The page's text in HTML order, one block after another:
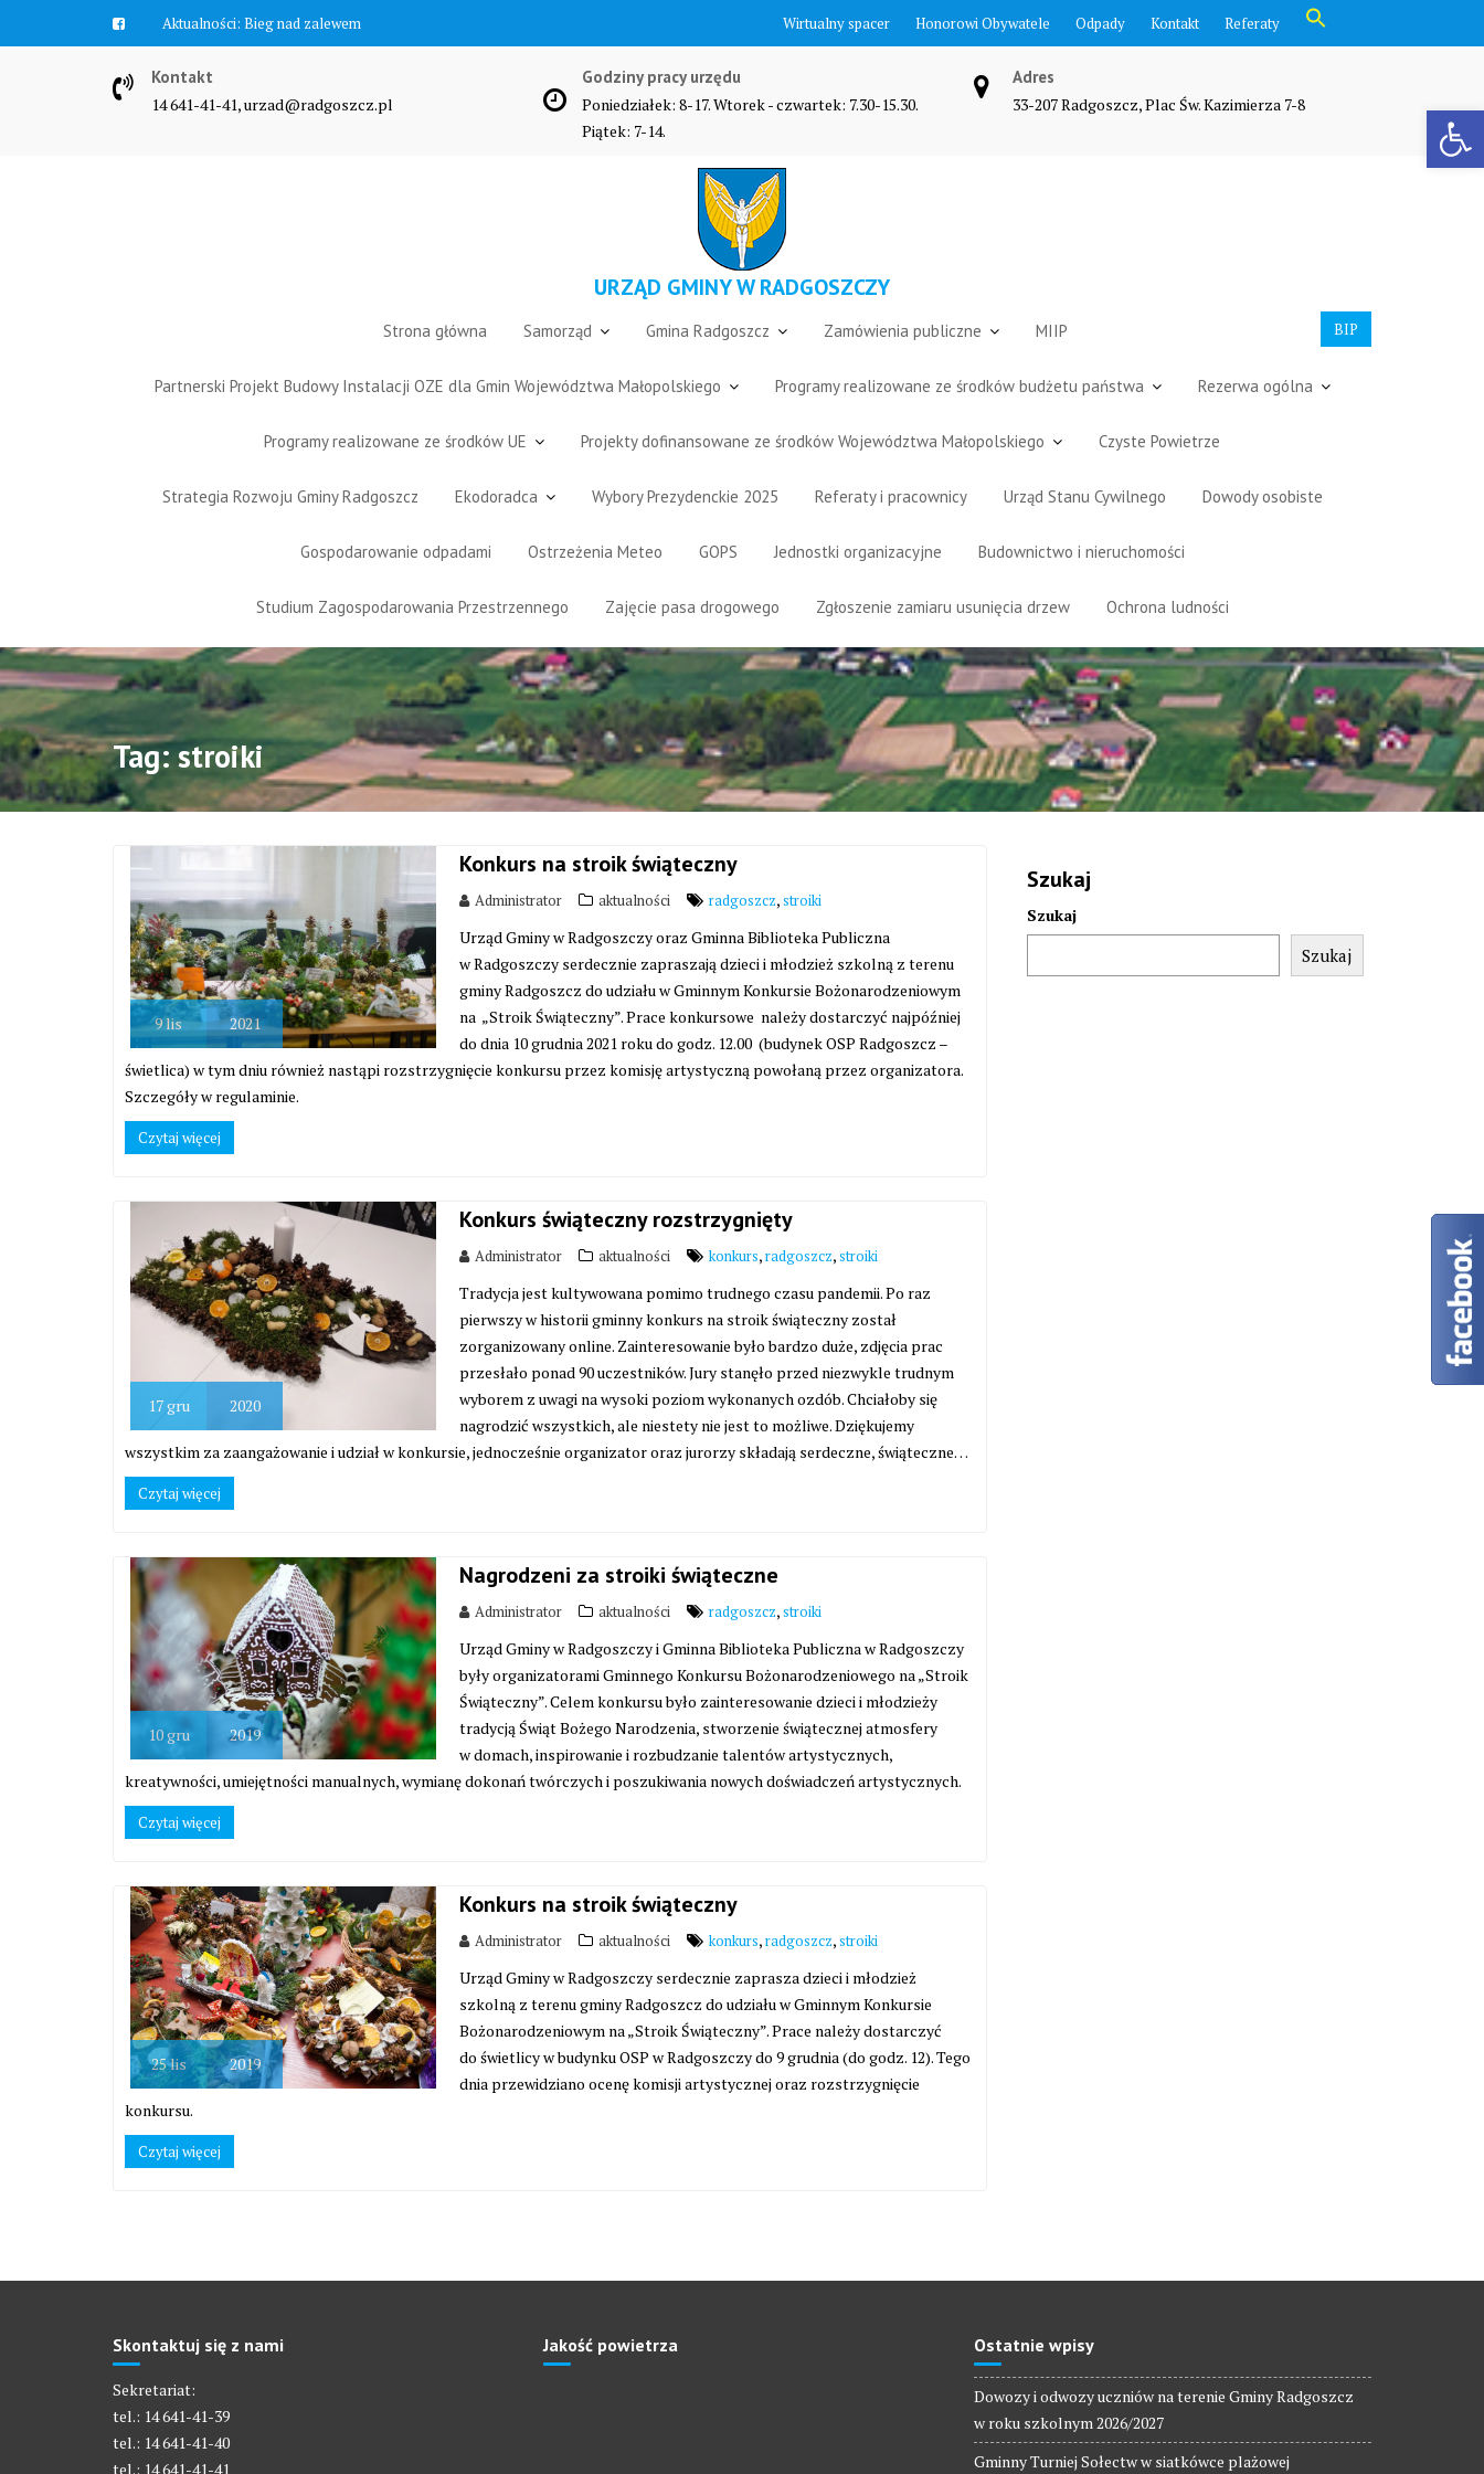
Otwórz pasek narzędzi
Aktualności: Zawyją syreny Wirtualny spacer Honorowi Obywatele Odpady Kontakt Referaty
Search Button
Kontakt
14 641-41-41, urzad@radgoszcz.pl
Godziny pracy urzędu
Poniedziałek: 8-17. Wtorek - czwartek: 7.30-15.30.
Piątek: 7-14.
Adres
33-207 Radgoszcz, Plac Św. Kazimierza 7-8
URZĄD GMINY W RADGOSZCZY
BIP
Strona główna Samorząd Gmina Radgoszcz Zamówienia publiczne MIIP
Partnerski Projekt Budowy Instalacji OZE dla Gmin Województwa Małopolskiego Programy realizowane ze środków budżetu państwa Rezerwa ogólna
Programy realizowane ze środków UE Projekty dofinansowane ze środków Województwa Małopolskiego Czyste Powietrze
Strategia Rozwoju Gminy Radgoszcz Ekodoradca Wybory Prezydenckie 2025 Referaty i pracownicy Urząd Stanu Cywilnego Dowody osobiste
Gospodarowanie odpadami Ostrzeżenia Meteo GOPS Jednostki organizacyjne Budownictwo i nieruchomości
Studium Zagospodarowania Przestrzennego Zajęcie pasa drogowego Zgłoszenie zamiaru usunięcia drzew Ochrona ludności
Tag:stroiki
9lis 2021
Konkurs na stroik świąteczny
Administrator aktualności radgoszcz,stroiki
Urząd Gminy w Radgoszczy oraz Gminna Biblioteka Publiczna
w Radgoszczy serdecznie zapraszają dzieci i młodzież szkolną z terenu
gminy Radgoszcz do udziału w Gminnym Konkursie Bożonarodzeniowym
na „Stroik Świąteczny”. Prace konkursowe należy dostarczyć najpóźniej
do dnia 10 grudnia 2021 roku do godz. 12.00 (budynek OSP Radgoszcz –
świetlica) w tym dniu również nastąpi rozstrzygnięcie konkursu przez komisję artystyczną powołaną przez organizatora.
Szczegóły w regulaminie.
Czytaj więcej
17gru 2020
Konkurs świąteczny rozstrzygnięty
Administrator aktualności konkurs,radgoszcz,stroiki
Tradycja jest kultywowana pomimo trudnego czasu pandemii. Po raz
pierwszy w historii gminny konkurs na stroik świąteczny został
zorganizowany online. Zainteresowanie było bardzo duże, zdjęcia prac
przesłało ponad 90 uczestników. Jury stanęło przed niezwykle trudnym
wyborem z uwagi na wysoki poziom wykonanych ozdób. Chciałoby się
nagrodzić wszystkich, ale niestety nie jest to możliwe. Dziękujemy
wszystkim za zaangażowanie i udział w konkursie, jednocześnie organizator oraz jurorzy składają serdeczne, świąteczne…
Czytaj więcej
10gru 2019
Nagrodzeni za stroiki świąteczne
Administrator aktualności radgoszcz,stroiki
Urząd Gminy w Radgoszczy i Gminna Biblioteka Publiczna w Radgoszczy
były organizatorami Gminnego Konkursu Bożonarodzeniowego na „Stroik
Świąteczny”. Celem konkursu było zainteresowanie dzieci i młodzieży
tradycją Świąt Bożego Narodzenia, stworzenie świątecznej atmosfery
w domach, inspirowanie i rozbudzanie talentów artystycznych,
kreatywności, umiejętności manualnych, wymianę dokonań twórczych i poszukiwania nowych doświadczeń artystycznych.
Czytaj więcej
25lis 2019
Konkurs na stroik świąteczny
Administrator aktualności konkurs,radgoszcz,stroiki
Urząd Gminy w Radgoszczy serdecznie zaprasza dzieci i młodzież
szkolną z terenu gminy Radgoszcz do udziału w Gminnym Konkursie
Bożonarodzeniowym na „Stroik Świąteczny”. Prace należy dostarczyć
do świetlicy w budynku OSP w Radgoszczy do 9 grudnia (do godz. 12). Tego
dnia przewidziano ocenę komisji artystycznej oraz rozstrzygnięcie
konkursu.
Czytaj więcej
Szukaj
Szukaj
Szukaj
Skontaktuj się z nami
Sekretariat:
tel.: 14 641-41-39
tel.: 14 641-41-40
tel.: 14 641-41-41
Jakość powietrza Ostatnie wpisy
Dowozy i odwozy uczniów na terenie Gminy Radgoszcz
w roku szkolnym 2026/2027
Gminny Turniej Sołectw w siatkówce plażowej